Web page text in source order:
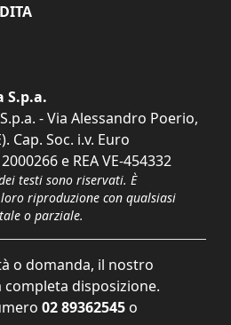
S.p.a.
- Via Alessandro Poerio,
Cap. Soc. i.v. Euro
e REA VE-454332
testi sono riservati. È
riproduzione con qualsiasi
o parziale.
o domanda, il nostro
disposizione.
02 89362545 o